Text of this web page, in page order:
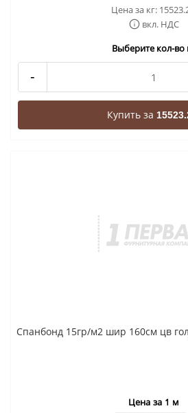
Цена за кг:
вкл. НДС
Выберите кол-во
-
Купить за
Спанбонд 15гр/м2 шир 160см цв
Цена за 1 м